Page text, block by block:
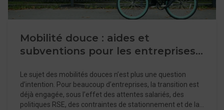
Mobilité douce : aides et
subventions pour les entreprises
Le sujet des mobilités douces n’est plus une question
d’intention. Pour beaucoup d’entreprises, la transition est
déjà engagée, sous l’effet des attentes salariés, des
politiques RSE, des contraintes de stationnement et de la